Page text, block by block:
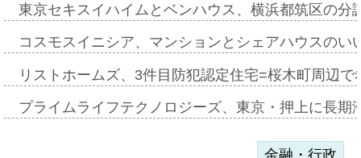
東京セキスイハイムとベンハウス、横浜都筑区の
コスモスイニシア、マンションとシェアハウスの
リストホームズ、3件目防犯認定住宅=桜木町周辺
プライムライフテクノロジーズ、東京・押上に長